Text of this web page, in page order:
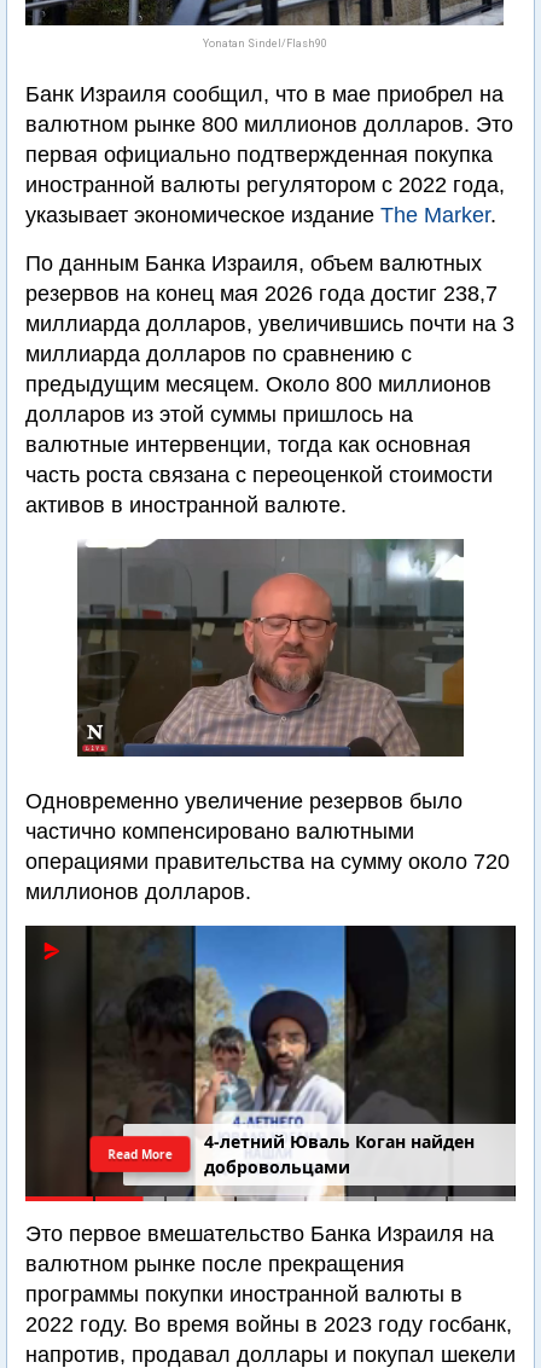
Yonatan Sindel/Flash90
Банк Израиля сообщил, что в мае приобрел на
валютном рынке 800 миллионов долларов. Это
первая официально подтвержденная покупка
иностранной валюты регулятором с 2022 года,
указывает экономическое издание The Marker.
По данным Банка Израиля, объем валютных
резервов на конец мая 2026 года достиг 238,7
миллиарда долларов, увеличившись почти на 3
миллиарда долларов по сравнению с
предыдущим месяцем. Около 800 миллионов
долларов из этой суммы пришлось на
валютные интервенции, тогда как основная
часть роста связана с переоценкой стоимости
активов в иностранной валюте.
Одновременно увеличение резервов было
частично компенсировано валютными
операциями правительства на сумму около 720
миллионов долларов.
4-летний Юваль Коган найден
добровольцами
Read More
Это первое вмешательство Банка Израиля на
валютном рынке после прекращения
программы покупки иностранной валюты в
2022 году. Во время войны в 2023 году госбанк,
напротив, продавал доллары и покупал шекели